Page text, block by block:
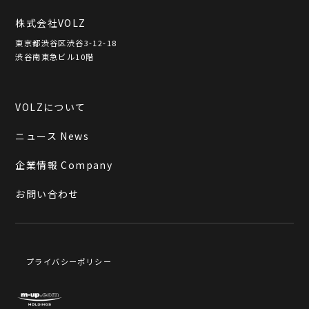
株式会社VOLZ
東京都渋谷区渋谷3-12-18
渋谷南東急ビル10階
VOLZについて
ニュース News
企業情報 Company
お問い合わせ
プライバシーポリシー